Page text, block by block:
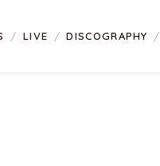
LIVE DISCOGRAPHY